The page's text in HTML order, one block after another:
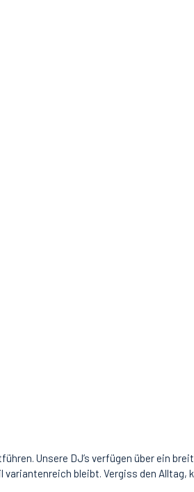
Unsere DJ’s verfügen über ein
bleibt. Vergiss den